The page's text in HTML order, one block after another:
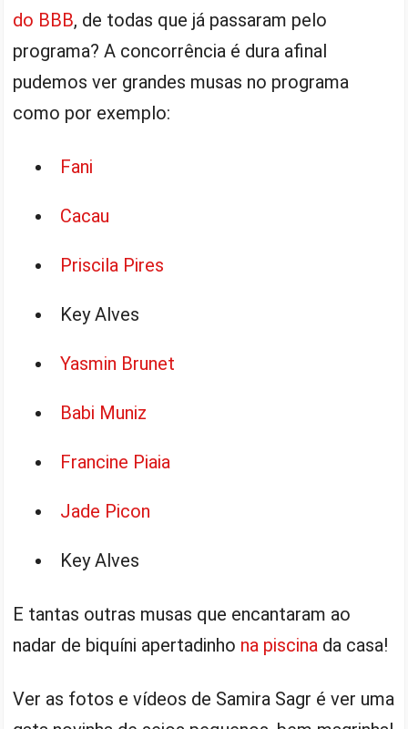
do BBB, de todas que já passaram pelo
programa? A concorrência é dura afinal
pudemos ver grandes musas no programa
como por exemplo:
Fani
Cacau
Priscila Pires
Key Alves
Yasmin Brunet
Babi Muniz
Francine Piaia
Jade Picon
Key Alves
E tantas outras musas que encantaram ao
nadar de biquíni apertadinho na piscina da casa!
Ver as fotos e vídeos de Samira Sagr é ver uma